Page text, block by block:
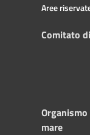
Aree
Comitato
mare